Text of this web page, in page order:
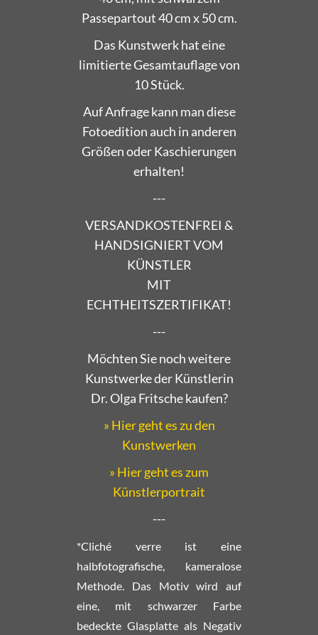
Passepartout 40 cm x 50 cm.
Das Kunstwerk hat eine
limitierte Gesamtauflage von
10 Stück.
Auf Anfrage kann man diese
Fotoedition auch in anderen
Größen oder Kaschierungen
erhalten!
VERSANDKOSTENFREI &
HANDSIGNIERT VOM
KÜNSTLER
MIT
ECHTHEITSZERTIFIKAT!
Möchten Sie noch weitere
Kunstwerke der Künstlerin
Dr. Olga Fritsche kaufen?
» Hier geht es zu den
Kunstwerken
» Hier geht es zum
Künstlerportrait